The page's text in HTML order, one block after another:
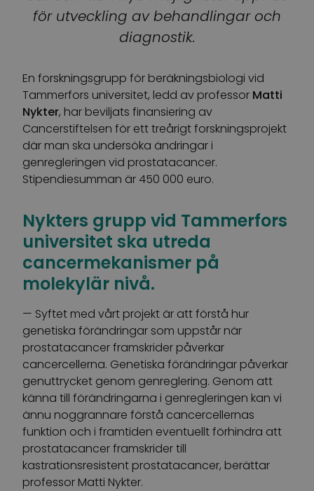
för utveckling av behandlingar och
diagnostik.
En forskningsgrupp för beräkningsbiologi vid
Tammerfors universitet, ledd av professor Matti
Nykter, har beviljats finansiering av
Cancerstiftelsen för ett treårigt forskningsprojekt
där man ska undersöka ändringar i
genregleringen vid prostatacancer.
Stipendiesumman är 450 000 euro.
Nykters grupp vid Tammerfors
universitet ska utreda
cancermekanismer på
molekylär nivå.
— Syftet med vårt projekt är att förstå hur
genetiska förändringar som uppstår när
prostatacancer framskrider påverkar
cancercellerna. Genetiska förändringar påverkar
genuttrycket genom genreglering. Genom att
känna till förändringarna i genregleringen kan vi
ännu noggrannare förstå cancercellernas
funktion och i framtiden eventuellt förhindra att
prostatacancer framskrider till
kastrationsresistent prostatacancer, berättar
professor Matti Nykter.